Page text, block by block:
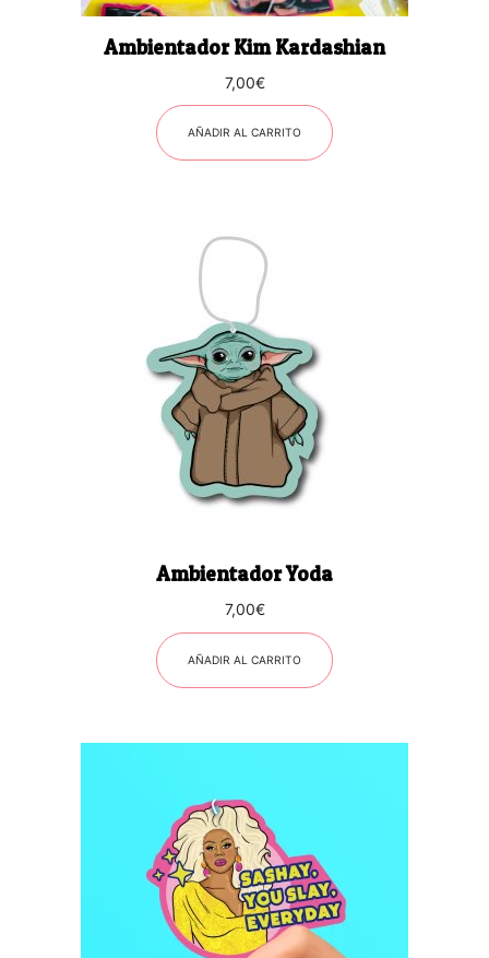
Ambientador Kim Kardashian
7,00€
AÑADIR AL CARRITO
Ambientador Yoda
7,00€
AÑADIR AL CARRITO